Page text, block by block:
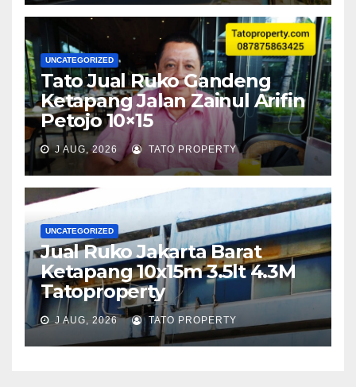
UNCATEGORIZED
Tato Jual Ruko Gandeng
Ketapang Jalan Zainul Arifin
Petojo 10×15
J AUG, 2026 TATO PROPERTY
UNCATEGORIZED
Jual Ruko Jakarta Barat
Ketapang 10x15m 3.5lt 4.3M
Tatoproperty
J AUG, 2026 TATO PROPERTY